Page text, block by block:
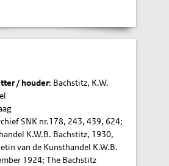
/ houder: Bachstitz, K.W.
SNK nr.178, 243, 439, 624;
K.W.B. Bachstitz, 1930,
van de Kunsthandel K.W.B.
1924; The Bachstitz